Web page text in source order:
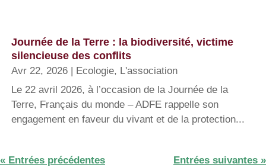
Journée de la Terre : la biodiversité, victime
silencieuse des conflits
Avr 22, 2026 Ecologie, L'association
Le 22 avril 2026, à l’occasion de la Journée de la
Terre, Français du monde – ADFE rappelle son
engagement en faveur du vivant et de la protection...
« Entrées précédentes Entrées suivantes »